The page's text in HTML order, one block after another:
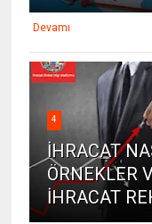
Devamı
4
İHRACAT
ÖRNEKLER
İHRACAT